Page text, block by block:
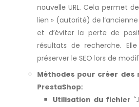
nouvelle URL. Cela permet
lien » (autorité) de
et d’éviter la perte de
résultats de recherche.
préserver le SEO lors de
Méthodes pour créer des
PrestaShop:
Utilisation du fichier